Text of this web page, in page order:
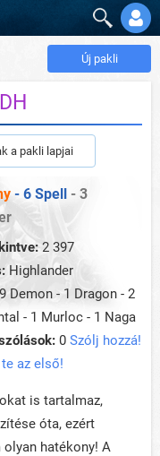
Új pakli
a pakli lapjai
- 6 Spell - 3
2 397
Highlander
9 Demon - 1 Dragon - 2
- 1 Murloc - 1 Naga
0 Szólj hozzá!
az első!
is tartalmaz,
óta, ezért
hatékony! A